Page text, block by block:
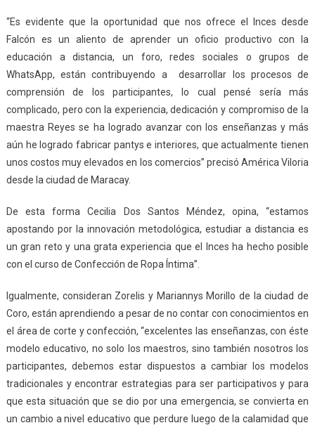
“Es evidente que la oportunidad que nos ofrece el Inces desde
Falcón es un aliento de aprender un oficio productivo con la
educación a distancia, un foro, redes sociales o grupos de
WhatsApp, están contribuyendo a desarrollar los procesos de
comprensión de los participantes, lo cual pensé sería más
complicado, pero con la experiencia, dedicación y compromiso de la
maestra Reyes se ha logrado avanzar con los enseñanzas y más
aún he logrado fabricar pantys e interiores, que actualmente tienen
unos costos muy elevados en los comercios” precisó América Viloria
desde la ciudad de Maracay.
De esta forma Cecilia Dos Santos Méndez, opina, “estamos
apostando por la innovación metodológica, estudiar a distancia es
un gran reto y una grata experiencia que el Inces ha hecho posible
con el curso de Confección de Ropa Íntima”.
Igualmente, consideran Zorelis y Mariannys Morillo de la ciudad de
Coro, están aprendiendo a pesar de no contar con conocimientos en
el área de corte y confección, “excelentes las enseñanzas, con éste
modelo educativo, no solo los maestros, sino también nosotros los
participantes, debemos estar dispuestos a cambiar los modelos
tradicionales y encontrar estrategias para ser participativos y para
que esta situación que se dio por una emergencia, se convierta en
un cambio a nivel educativo que perdure luego de la calamidad que